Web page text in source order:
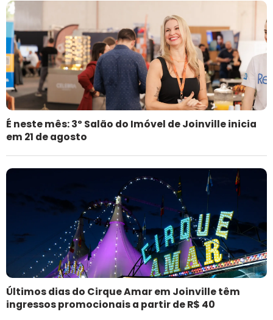
É neste mês: 3º Salão do Imóvel de Joinville inicia
em 21 de agosto
Últimos dias do Cirque Amar em Joinville têm
ingressos promocionais a partir de R$ 40